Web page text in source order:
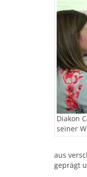
Diakon
seiner
aus
geprägt